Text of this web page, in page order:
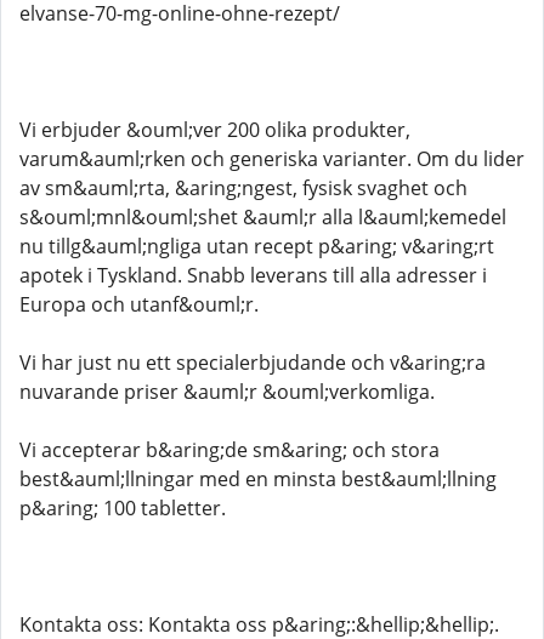
elvanse-70-mg-online-ohne-rezept/
Vi erbjuder &ouml;ver 200 olika produkter,
varum&auml;rken och generiska varianter. Om du lider
av sm&auml;rta, &aring;ngest, fysisk svaghet och
s&ouml;mnl&ouml;shet &auml;r alla l&auml;kemedel
nu tillg&auml;ngliga utan recept p&aring; v&aring;rt
apotek i Tyskland. Snabb leverans till alla adresser i
Europa och utanf&ouml;r.
Vi har just nu ett specialerbjudande och v&aring;ra
nuvarande priser &auml;r &ouml;verkomliga.
Vi accepterar b&aring;de sm&aring; och stora
best&auml;llningar med en minsta best&auml;llning
p&aring; 100 tabletter.
Kontakta oss: Kontakta oss p&aring;:&hellip;&hellip;.